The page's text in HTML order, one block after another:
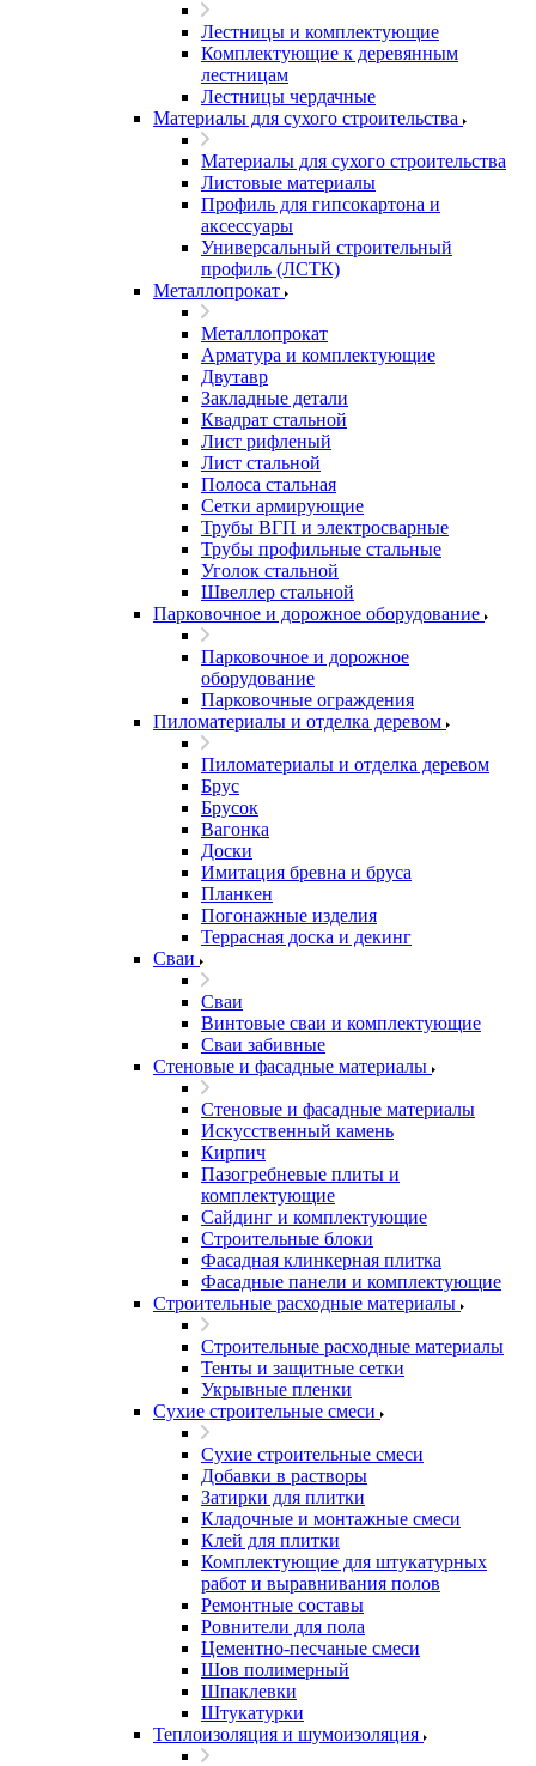
Лестницы и комплектующие
Комплектующие к деревянным
лестницам
Лестницы чердачные
Материалы для сухого строительства
Материалы для сухого строительства
Листовые материалы
Профиль для гипсокартона и
аксессуары
Универсальный строительный
профиль (ЛСТК)
Металлопрокат
Металлопрокат
Арматура и комплектующие
Двутавр
Закладные детали
Квадрат стальной
Лист рифленый
Лист стальной
Полоса стальная
Сетки армирующие
Трубы ВГП и электросварные
Трубы профильные стальные
Уголок стальной
Швеллер стальной
Парковочное и дорожное оборудование
Парковочное и дорожное
оборудование
Парковочные ограждения
Пиломатериалы и отделка деревом
Пиломатериалы и отделка деревом
Брус
Брусок
Вагонка
Доски
Имитация бревна и бруса
Планкен
Погонажные изделия
Террасная доска и декинг
Сваи
Сваи
Винтовые сваи и комплектующие
Сваи забивные
Стеновые и фасадные материалы
Стеновые и фасадные материалы
Искусственный камень
Кирпич
Пазогребневые плиты и
комплектующие
Сайдинг и комплектующие
Строительные блоки
Фасадная клинкерная плитка
Фасадные панели и комплектующие
Строительные расходные материалы
Строительные расходные материалы
Тенты и защитные сетки
Укрывные пленки
Сухие строительные смеси
Сухие строительные смеси
Добавки в растворы
Затирки для плитки
Кладочные и монтажные смеси
Клей для плитки
Комплектующие для штукатурных
работ и выравнивания полов
Ремонтные составы
Ровнители для пола
Цементно-песчаные смеси
Шов полимерный
Шпаклевки
Штукатурки
Теплоизоляция и шумоизоляция